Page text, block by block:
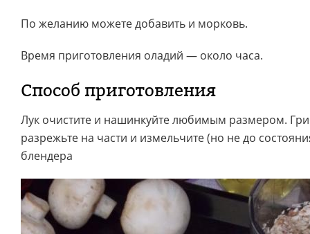
По желанию можете добавить и морковь.
Время приготовления оладий — около часа.
Способ приготовления
Лук очистите и нашинкуйте любимым размером.
разрежьте на части и измельчите (но не до
блендера